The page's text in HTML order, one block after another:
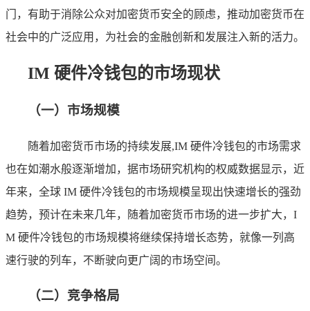
门，有助于消除公众对加密货币安全的顾虑，推动加密货币在
社会中的广泛应用，为社会的金融创新和发展注入新的活力。
IM 硬件冷钱包的市场现状
（一）市场规模
随着加密货币市场的持续发展,IM 硬件冷钱包的市场需求
也在如潮水般逐渐增加，据市场研究机构的权威数据显示，近
年来，全球 IM 硬件冷钱包的市场规模呈现出快速增长的强劲
趋势，预计在未来几年，随着加密货币市场的进一步扩大，I
M 硬件冷钱包的市场规模将继续保持增长态势，就像一列高
速行驶的列车，不断驶向更广阔的市场空间。
（二）竞争格局